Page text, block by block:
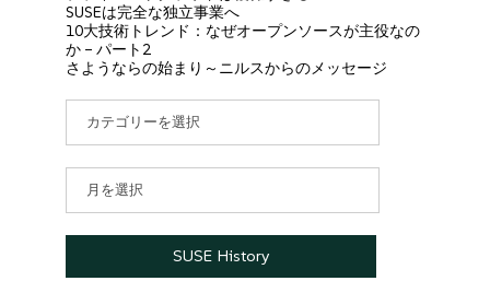
SUSEは完全な独立事業へ
10大技術トレンド：なぜオープンソースが主役なの
か – パート2
さようならの始まり～ニルスからのメッセージ
ゴ
リ
カ
イ
SUSE History